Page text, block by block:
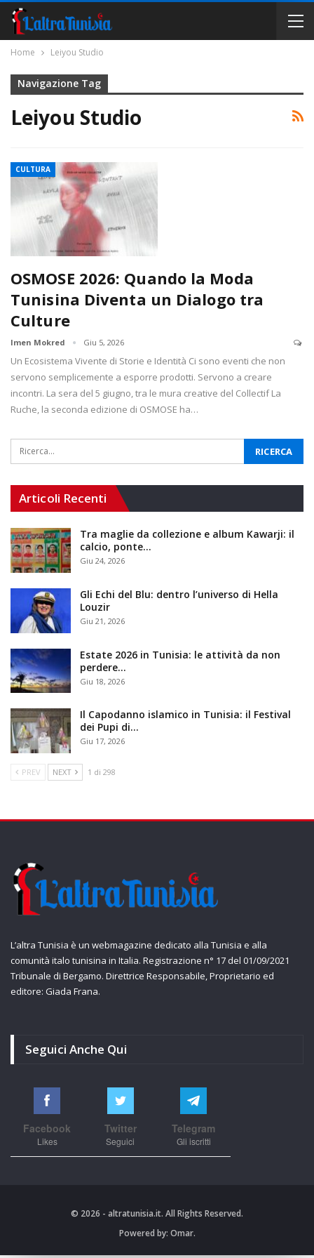
Home Leiyou Studio
Navigazione Tag
Leiyou Studio
CULTURA
OSMOSE 2026: Quando la Moda
Tunisina Diventa un Dialogo tra
Culture
Imen Mokred Giu 5, 2026
Un Ecosistema Vivente di Storie e Identità Ci sono eventi che non
servono semplicemente a esporre prodotti. Servono a creare
incontri. La sera del 5 giugno, tra le mura creative del Collectif La
Ruche, la seconda edizione di OSMOSE ha…
Articoli Recenti
Tra maglie da collezione e album Kawarji: il
calcio, ponte…
Giu 24, 2026
Gli Echi del Blu: dentro l’universo di Hella
Louzir
Giu 21, 2026
Estate 2026 in Tunisia: le attività da non
perdere…
Giu 18, 2026
Il Capodanno islamico in Tunisia: il Festival
dei Pupi di…
Giu 17, 2026
PREV NEXT 1 di 298
L’altra Tunisia è un webmagazine dedicato alla Tunisia e alla
comunità italo tunisina in Italia. Registrazione n° 17 del 01/09/2021
Tribunale di Bergamo. Direttrice Responsabile, Proprietario ed
editore: Giada Frana.
Seguici Anche Qui
Facebook
Likes
Twitter
Seguici
Telegram
Gli iscritti
© 2026 - altratunisia.it. All Rights Reserved.
Powered by: Omar.